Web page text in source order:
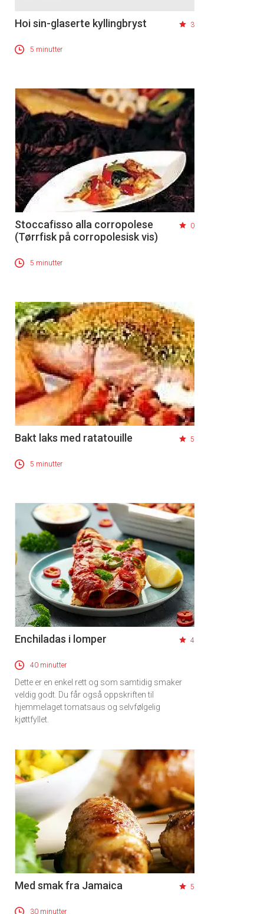
Hoi sin-glaserte kyllingbryst 3
5 minutter
Stoccafisso alla corropolese
(Tørrfisk på corropolesisk vis)
0
5 minutter
Bakt laks med ratatouille 5
5 minutter
Enchiladas i lomper 4
40 minutter
Dette er en enkel rett og som samtidig smaker
veldig godt. Du får også oppskriften til
hjemmelaget tomatsaus og selvfølgelig
kjøttfyllet.
Med smak fra Jamaica 5
30 minutter